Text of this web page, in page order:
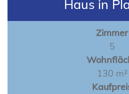
Haus in
Zimmer
5
130 m²